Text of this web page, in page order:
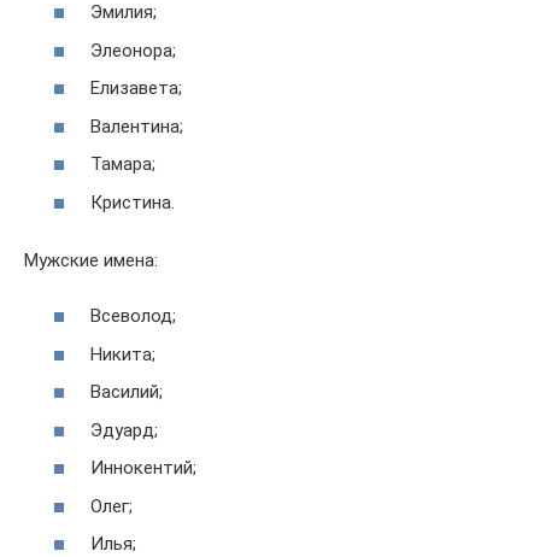
Эмилия;
Элеонора;
Елизавета;
Валентина;
Тамара;
Кристина.
Мужские имена:
Всеволод;
Никита;
Василий;
Эдуард;
Иннокентий;
Олег;
Илья;